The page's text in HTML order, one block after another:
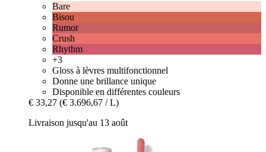
Bare
Bisou
Rumor
Crush
Rhythm
+3
Gloss à lèvres multifonctionnel
Donne une brillance unique
Disponible en différentes couleurs
€ 33,27 (€ 3.696,67 / L)
Livraison jusqu'au 13 août